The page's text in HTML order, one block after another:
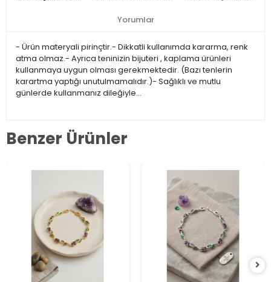
Yorumlar
- Ürün materyali pirinçtir.- Dikkatli kullanımda kararma, renk
atma olmaz.- Ayrıca teninizin bijuteri , kaplama ürünleri
kullanmaya uygun olması gerekmektedir. (Bazı tenlerin
karartma yaptığı unutulmamalıdır.)- Sağlıklı ve mutlu
günlerde kullanmanız dileğiyle…
Benzer Ürünler